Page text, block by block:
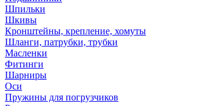
Шпильки
Шкивы
Кронштейны, крепление, хомуты
Шланги, патрубки, трубки
Масленки
Фитинги
Шарниры
Оси
Пружины для погрузчиков